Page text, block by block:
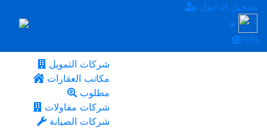
تسجيل الدخول
EN
شركات التمويل
مكاتب العقارات
مطلوب
شركات مقاولات
شركات الصيانة